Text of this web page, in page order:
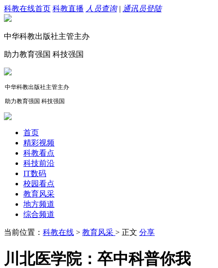
科教在线首页 科教直播 人员查询| 通讯员登陆
中华科教出版社主管主办
助力教育强国 科技强国
中华科教出版社主管主办
助力教育强国 科技强国
首页
精彩视频
科教看点
科技前沿
IT数码
校园看点
教育风采
地方频道
综合频道
当前位置： 科教在线 > 教育风采 > 正文 分享
川北医学院：卒中科普你我